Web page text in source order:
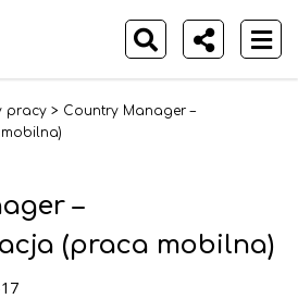
pracy > Country Manager –
–
(praca mobilna)